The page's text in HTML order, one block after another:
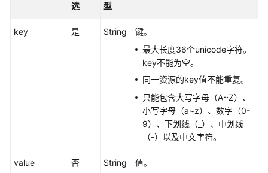
选
型
key 是 String
键。
最大长度36个unicode字符。
key不能为空。
同一资源的key值不能重复。
只能包含大写字母（A~Z）、
小写字母（a~z）、数字（0-
9）、下划线（_）、中划线
（-）以及中文字符。
value 否 String
值。